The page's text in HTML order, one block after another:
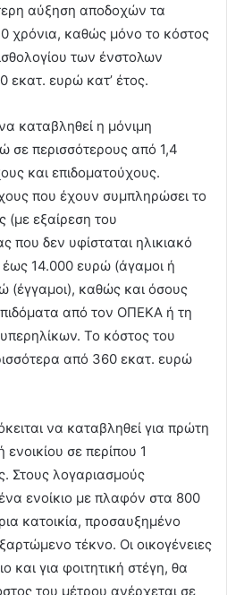
αύξηση αποδοχών τα
χρόνια, καθώς μόνο το κόστος
των ένστολων
εκατ. ευρώ κατ’ έτος.
καταβληθεί η μόνιμη
σε περισσότερους από 1,4
και επιδοματούχους.
που έχουν συμπληρώσει το
(με εξαίρεση του
που δεν υφίσταται ηλικιακό
έως 14.000 ευρώ (άγαμοι ή
(έγγαμοι), καθώς και όσους
από τον ΟΠΕΚΑ ή τη
Το κόστος του
από 360 εκατ. ευρώ
να καταβληθεί για πρώτη
σε περίπου 1
Στους λογαριασμούς
ενοίκιο με πλαφόν στα 800
κατοικία, προσαυξημένο
τέκνο. Οι οικογένειες
και για φοιτητική στέγη, θα
του μέτρου ανέρχεται σε